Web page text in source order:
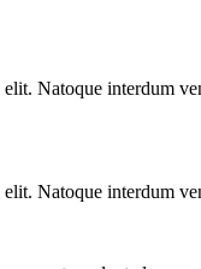
Natoque interdum
Natoque interdum